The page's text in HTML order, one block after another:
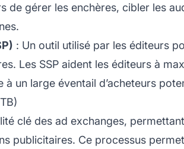
de gérer les enchères, cibler les
: Un outil utilisé par les éditeurs
Les SSP aident les éditeurs à
un large éventail d’acheteurs
clé des ad exchanges,
publicitaires. Ce processus